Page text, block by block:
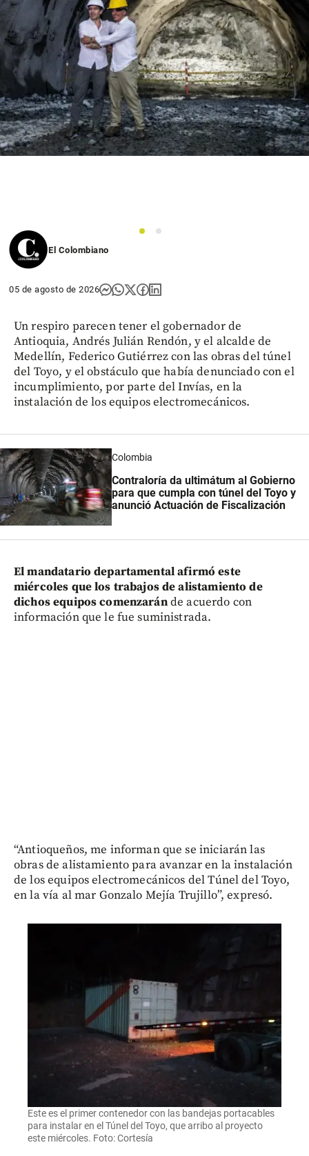
1
2
El Colombiano
05 de agosto de 2026
Un respiro parecen tener el gobernador de
Antioquia, Andrés Julián Rendón, y el alcalde de
Medellín, Federico Gutiérrez con las obras del túnel
del Toyo, y el obstáculo que había denunciado con el
incumplimiento, por parte del Invías, en la
instalación de los equipos electromecánicos.
Colombia
Contraloría da ultimátum al Gobierno
para que cumpla con túnel del Toyo y
anunció Actuación de Fiscalización
El mandatario departamental afirmó este
miércoles que los trabajos de alistamiento de
dichos equipos comenzaránde acuerdo con
información que le fue suministrada.
“Antioqueños, me informan que se iniciarán las
obras de alistamiento para avanzar en la instalación
de los equipos electromecánicos del Túnel del Toyo,
en la vía al mar Gonzalo Mejía Trujillo”, expresó.
Este es el primer contenedor con las bandejas portacables
para instalar en el Túnel del Toyo, que arribo al proyecto
este miércoles. Foto: Cortesía